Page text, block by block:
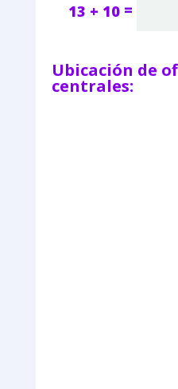
13 + 10 =
Ubicación de
centrales: